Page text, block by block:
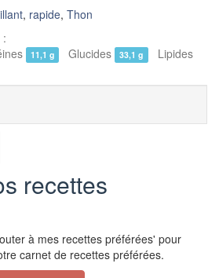
, rapide, Thon
:
11,1 g Glucides 33,1 g Lipides
recettes
à mes recettes préférées' pour
carnet de recettes préférées.